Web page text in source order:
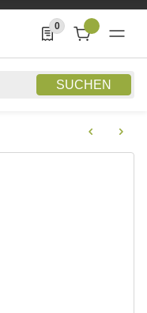
SUCHEN
0
0 Produkte in der